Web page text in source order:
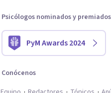
Psicólogos nominados y premiados
PyM Awards 2024
Conócenos